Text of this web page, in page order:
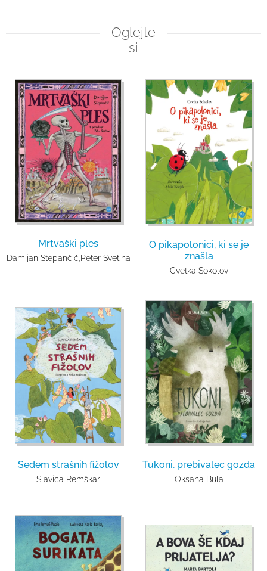
Oglejte
si
Mrtvaški ples
Damijan Stepančič Peter Svetina
O pikapolonici, ki se je
znašla
Cvetka Sokolov
Sedem strašnih fižolov
Slavica Remškar
Tukoni, prebivalec gozda
Oksana Bula